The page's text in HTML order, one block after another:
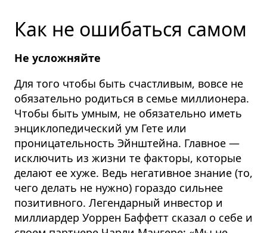
Как не ошибаться самом
Не усложняйте
Для того чтобы быть счастливым, вовсе не
обязательно родиться в семье миллионера.
Чтобы быть умным, не обязательно иметь
энциклопедический ум Гете или
проницательность Эйнштейна. Главное —
исключить из жизни те факторы, которые
делают ее хуже. Ведь негативное знание (то,
чего делать не нужно) гораздо сильнее
позитивного. Легендарный инвестор и
миллиардер Уоррен Баффетт сказал о себе и